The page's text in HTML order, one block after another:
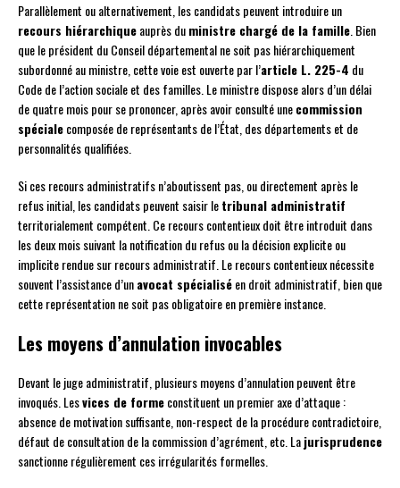
Parallèlement ou alternativement, les candidats peuvent introduire un
recours hiérarchiqueauprès duministre chargé de la famille. Bien
que le président du Conseil départemental ne soit pas hiérarchiquement
subordonné au ministre, cette voie est ouverte par l’article L. 225-4 du
Code de l’action sociale et des familles. Le ministre dispose alors d’un délai
de quatre mois pour se prononcer, après avoir consulté unecommission
spécialecomposée de représentants de l’État, des départements et de
personnalités qualifiées.
Si ces recours administratifs n’aboutissent pas, ou directement après le
refus initial, les candidats peuvent saisir letribunal administratif
territorialement compétent. Ce recours contentieux doit être introduit dans
les deux mois suivant la notification du refus ou la décision explicite ou
implicite rendue sur recours administratif. Le recours contentieux nécessite
souvent l’assistance d’unavocat spécialiséen droit administratif, bien que
cette représentation ne soit pas obligatoire en première instance.
Les moyens d’annulation invocables
Devant le juge administratif, plusieurs moyens d’annulation peuvent être
invoqués. Lesvices de formeconstituent un premier axe d’attaque :
absence de motivation suffisante, non-respect de la procédure contradictoire,
défaut de consultation de la commission d’agrément, etc. Lajurisprudence
sanctionne régulièrement ces irrégularités formelles.